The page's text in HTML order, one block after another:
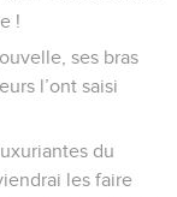
!
ses bras
l’ont saisi
du
les faire